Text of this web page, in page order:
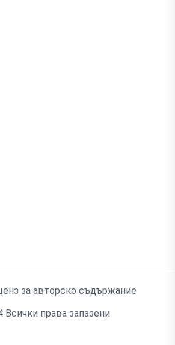
за авторско съдържание
Всички права запазени